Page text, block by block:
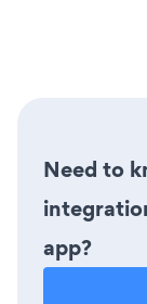
Need to
app?